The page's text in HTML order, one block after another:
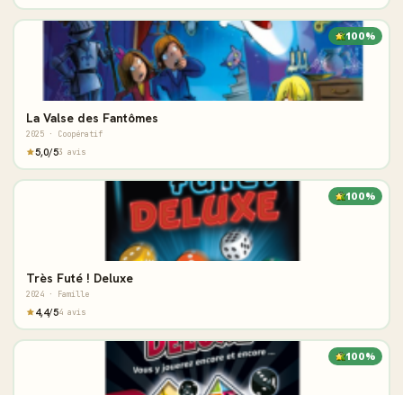
100%
La Valse des Fantômes
2025 · Coopératif
5,0/53 avis
100%
Très Futé ! Deluxe
2024 · Famille
4,4/54 avis
100%